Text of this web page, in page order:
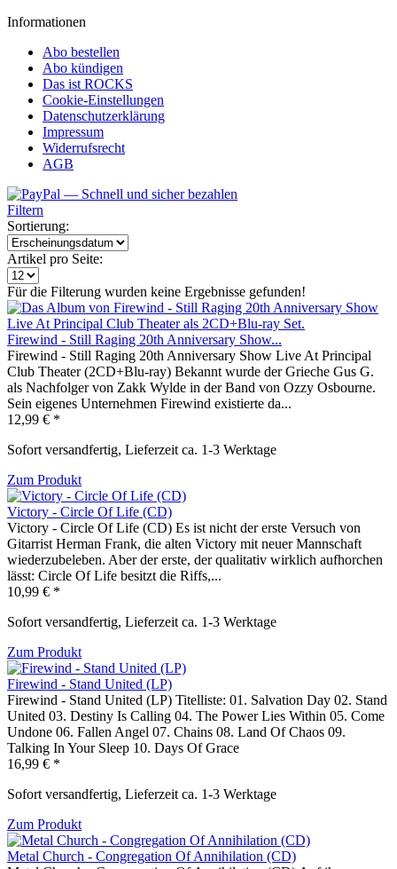
Informationen
Abo bestellen
Abo kündigen
Das ist ROCKS
Cookie-Einstellungen
Datenschutzerklärung
Impressum
Widerrufsrecht
AGB
Filtern
Sortierung:
Artikel pro Seite:
Für die Filterung wurden keine Ergebnisse gefunden!
Firewind - Still Raging 20th Anniversary Show...
Firewind - Still Raging 20th Anniversary Show Live At Principal
Club Theater (2CD+Blu-ray) Bekannt wurde der Grieche Gus G.
als Nachfolger von Zakk Wylde in der Band von Ozzy Osbourne.
Sein eigenes Unternehmen Firewind existierte da...
12,99 € *
Sofort versandfertig, Lieferzeit ca. 1-3 Werktage
Zum Produkt
Victory - Circle Of Life (CD)
Victory - Circle Of Life (CD) Es ist nicht der erste Versuch von
Gitarrist Herman Frank, die alten Victory mit neuer Mannschaft
wiederzubeleben. Aber der erste, der qualitativ wirklich aufhorchen
lässt: Circle Of Life besitzt die Riffs,...
10,99 € *
Sofort versandfertig, Lieferzeit ca. 1-3 Werktage
Zum Produkt
Firewind - Stand United (LP)
Firewind - Stand United (LP) Titelliste: 01. Salvation Day 02. Stand
United 03. Destiny Is Calling 04. The Power Lies Within 05. Come
Undone 06. Fallen Angel 07. Chains 08. Land Of Chaos 09.
Talking In Your Sleep 10. Days Of Grace
16,99 € *
Sofort versandfertig, Lieferzeit ca. 1-3 Werktage
Zum Produkt
Metal Church - Congregation Of Annihilation (CD)